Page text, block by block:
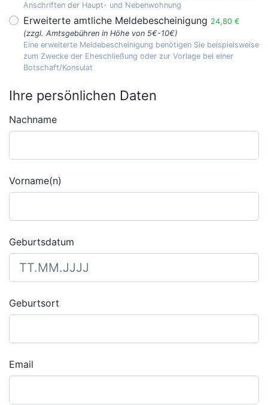
Anschriften der Haupt- und Nebenwohnung
Erweiterte amtliche Meldebescheinigung 24,80 €
(zzgl. Amtsgebühren in Höhe von 5€-10€)
Eine erweiterte Meldebescheinigung benötigen Sie beispielsweise
zum Zwecke der Eheschließung oder zur Vorlage bei einer
Botschaft/Konsulat
Ihre persönlichen Daten
Nachname
Vorname(n)
Geburtsdatum
Geburtsort
Email